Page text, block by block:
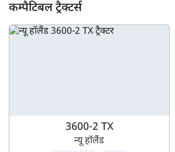
कम्पैटिबल ट्रैक्टर्स
3600-2 TX
न्यू हॉलैंड